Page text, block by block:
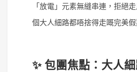
「放電」元素無縫串連，拒絕
個大人細路都唔捨得走嘅完美假
✨ 包團焦點：大人